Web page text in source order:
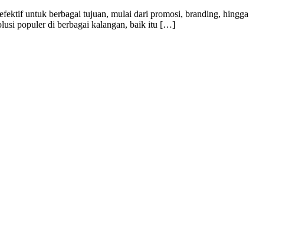
untuk berbagai tujuan, mulai dari promosi, branding, hingga
populer di berbagai kalangan, baik itu […]